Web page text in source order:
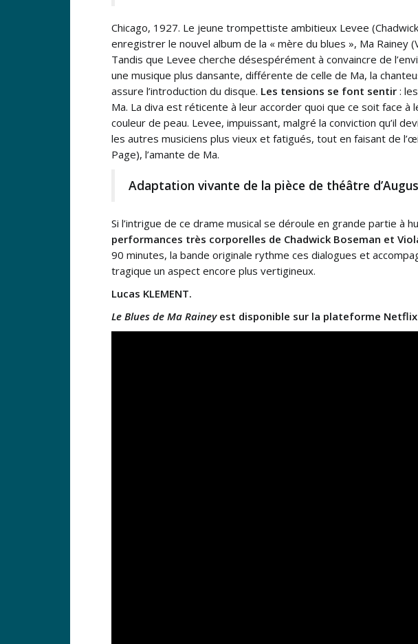
Chicago, 1927. Le jeune trompettiste ambitieux Levee
enregistrer le nouvel album de la « mère du blues », Ma Rainey
Tandis que Levee cherche désespérément à convaincre de
une musique plus dansante, différente de celle de Ma, la
assure l’introduction du disque. Les tensions se font sentir :
Ma. La diva est réticente à leur accorder quoi que ce soit face à
couleur de peau. Levee, impuissant, malgré la conviction qu’il
les autres musiciens plus vieux et fatigués, tout en faisant de
Page), l’amante de Ma.
Adaptation vivante de la pièce de théâtre
Si l’intrigue de ce drame musical se déroule en grande partie à
performances très corporelles de Chadwick Boseman et
90 minutes, la bande originale rythme ces dialogues et
tragique un aspect encore plus vertigineux.
Lucas KLEMENT.
Le Blues de Ma Raineyest disponible sur la plateforme Netflix